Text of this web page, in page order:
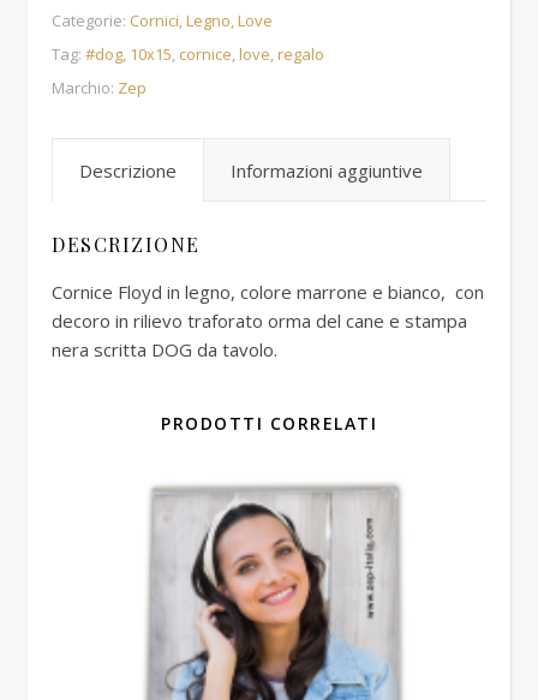
Categorie: Cornici,Legno,Love
Tag: #dog, 10x15, cornice,love,regalo
Marchio: Zep
Descrizione Informazioni aggiuntive
DESCRIZIONE
Cornice Floyd in legno, colore marrone e bianco, con
decoro in rilievo traforato orma del cane e stampa
nera scritta DOG da tavolo.
PRODOTTI CORRELATI